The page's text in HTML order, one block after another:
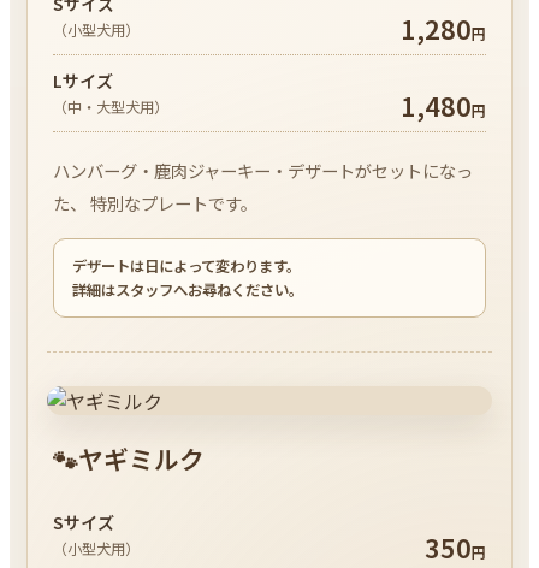
（小型犬用） 1,280円
Lサイズ
（中・大型犬用） 1,480円
ハンバーグ・鹿肉ジャーキー・デザートがセットになっ
た、 特別なプレートです。
デザートは日によって変わります。
詳細はスタッフへお尋ねください。
🐾ヤギミルク
Sサイズ
（小型犬用） 350円